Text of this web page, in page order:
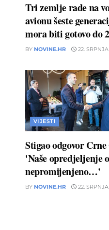
Tri zemlje rade na
avionu šeste
mora biti gotovo do
BY NOVINE.HR 22.
VIJESTI
Stigao odgovor
'Naše opredjeljenje
nepromijenjeno…'
BY NOVINE.HR 22.